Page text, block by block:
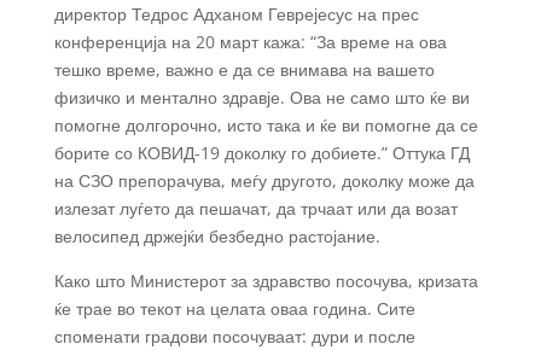
директор Тедрос Адханом Геврејесус на прес
конференција на 20 март кажа: “За време на ова
тешко време, важно е да се внимава на вашето
физичко и ментално здравје. Ова не само што ќе ви
помогне долгорочно, исто така и ќе ви помогне да се
борите со КОВИД-19 доколку го добиете.” Оттука ГД
на СЗО препорачува, меѓу другото, доколку може да
излезат луѓето да пешачат, да трчаат или да возат
велосипед држејќи безбедно растојание.
Како што Министерот за здравство посочува, кризата
ќе трае во текот на целата оваа година. Сите
споменати градови посочуваат: дури и после